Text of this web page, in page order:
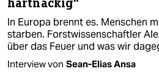
hartnäckig“
In Europa brennt es. Menschen
starben. Forstwissenschaftler
über das Feuer und was wir
Interview von Sean-Elias Ansa